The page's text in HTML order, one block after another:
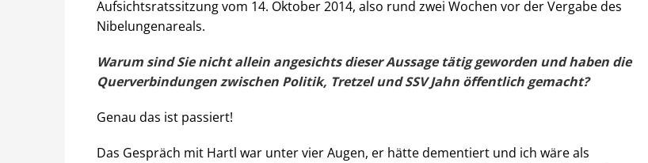
Aufsichtsratssitzung vom 14. Oktober 2014, also rund zwei Wochen vor der Vergabe des
Nibelungenareals.
Warum sind Sie nicht allein angesichts dieser Aussage tätig geworden und haben die
Querverbindungen zwischen Politik, Tretzel und SSV Jahn öffentlich gemacht?
Genau das ist passiert!
Das Gespräch mit Hartl war unter vier Augen, er hätte dementiert und ich wäre als